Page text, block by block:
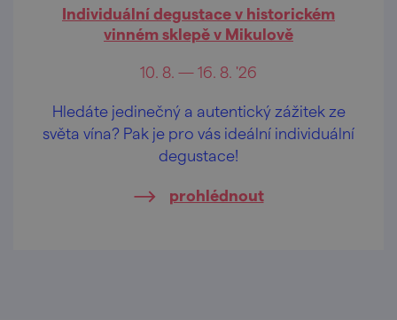
Individuální degustace v historickém
vinném sklepě v Mikulově
10. 8. — 16. 8. '26
Hledáte jedinečný a autentický zážitek ze
světa vína? Pak je pro vás ideální individuální
degustace!
prohlédnout